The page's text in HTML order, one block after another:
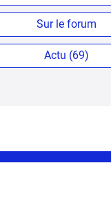
Sur le forum
Actu (69)